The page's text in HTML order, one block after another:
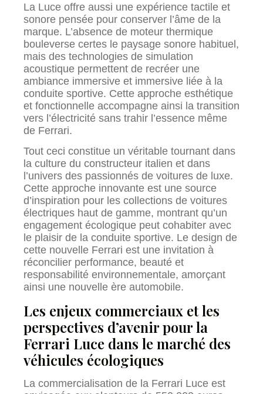
La Luce offre aussi une expérience tactile et
sonore pensée pour conserver l’âme de la
marque. L’absence de moteur thermique
bouleverse certes le paysage sonore habituel,
mais des technologies de simulation
acoustique permettent de recréer une
ambiance immersive et immersive liée à la
conduite sportive. Cette approche esthétique
et fonctionnelle accompagne ainsi la transition
vers l’électricité sans trahir l’essence même
de Ferrari.
Tout ceci constitue un véritable tournant dans
la culture du constructeur italien et dans
l’univers des passionnés de voitures de luxe.
Cette approche innovante est une source
d’inspiration pour les collections de voitures
électriques haut de gamme, montrant qu’un
engagement écologique peut cohabiter avec
le plaisir de la conduite sportive. Le design de
cette nouvelle Ferrari est une invitation à
réconcilier performance, beauté et
responsabilité environnementale, amorçant
ainsi une nouvelle ère automobile.
Les enjeux commerciaux et les
perspectives d’avenir pour la
Ferrari Luce dans le marché des
véhicules écologiques
La commercialisation de la Ferrari Luce est